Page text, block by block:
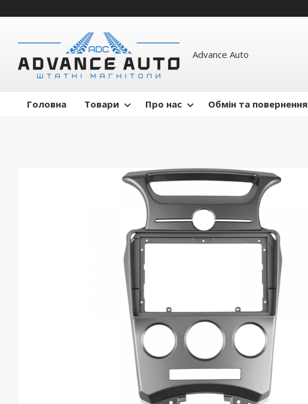
Advance Auto
Головна Товари Про нас Обмін та повернення